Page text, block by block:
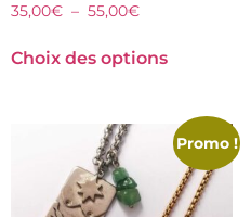
35,00€ – 55,00€
Choix des options
Promo !